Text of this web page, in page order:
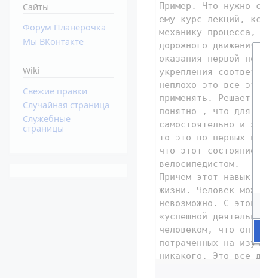
Сайты
Форум Планерочка
Мы ВКонтакте
Wiki
Свежие правки
Случайная страница
Служебные
страницы